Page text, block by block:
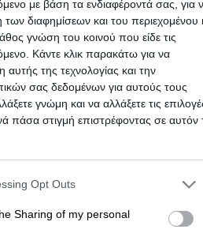
με βάση τα ενδιαφέροντά σας, για
διαφημίσεων και του περιεχομένου
γνώση του κοινού που είδε τις
Κάντε κλικ παρακάτω για να
της τεχνολογίας και την
σας δεδομένων για αυτούς τους
γνώμη και να αλλάξετε τις
πάσα στιγμή επιστρέφοντας σε αυτόν
app uses one or more Google
information including but not limited to
tags to use your data for below
consent section.
Opt Outs
Sharing of my personal
Απορρυπαντικών Πέλλα
Πέλλα